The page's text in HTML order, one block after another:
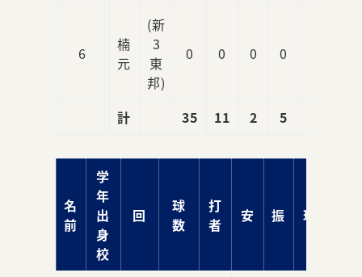
6
楠
元
(新
3
東
邦)
0 0 0 0
計 35 11 2 5
名
前
学
年
出
身
校
回
球
数
打
者
安 振 球